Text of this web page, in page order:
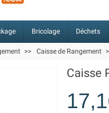
Bricolage Déchets
Caisse de Rangement
Caisse